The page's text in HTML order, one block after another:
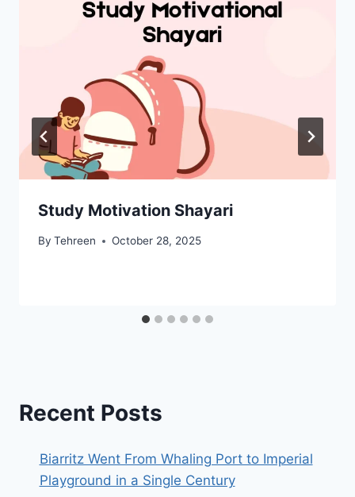
Study Motivation Shayari
By Tehreen October 28, 2025
Recent Posts
Biarritz Went From Whaling Port to Imperial
Playground in a Single Century